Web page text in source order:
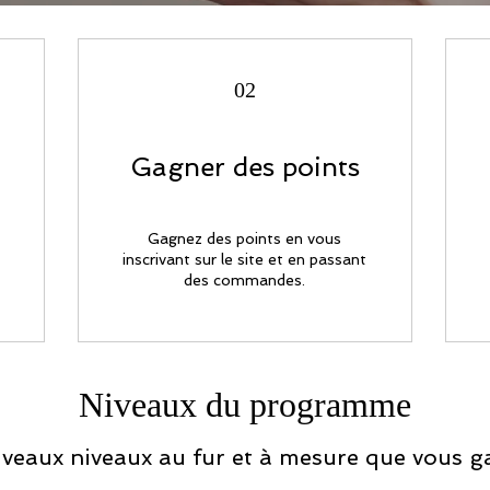
02
Gagner des points
Gagnez des points en vous
inscrivant sur le site et en passant
des commandes.
Niveaux du programme
niveaux au fur et à mesure que vous